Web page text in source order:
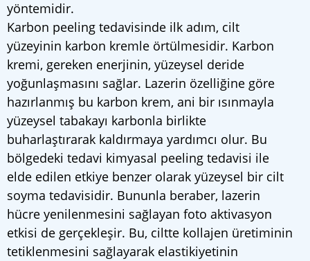
yöntemidir.
Karbon peeling tedavisinde ilk adım, cilt
yüzeyinin karbon kremle örtülmesidir. Karbon
kremi, gereken enerjinin, yüzeysel deride
yoğunlaşmasını sağlar. Lazerin özelliğine göre
hazırlanmış bu karbon krem, ani bir ısınmayla
yüzeysel tabakayı karbonla birlikte
buharlaştırarak kaldırmaya yardımcı olur. Bu
bölgedeki tedavi kimyasal peeling tedavisi ile
elde edilen etkiye benzer olarak yüzeysel bir cilt
soyma tedavisidir. Bununla beraber, lazerin
hücre yenilenmesini sağlayan foto aktivasyon
etkisi de gerçekleşir. Bu, ciltte kollajen üretiminin
tetiklenmesini sağlayarak elastikiyetinin